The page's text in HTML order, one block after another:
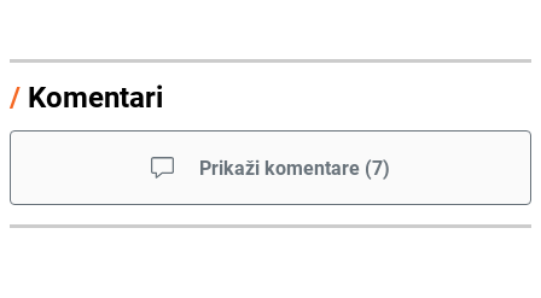
/ Komentari
Prikaži komentare (7)